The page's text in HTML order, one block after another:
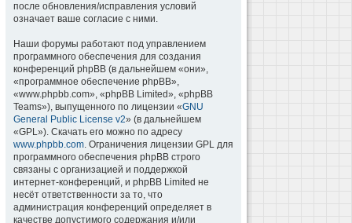
после обновления/исправления условий
означает ваше согласие с ними.
Наши форумы работают под управлением
программного обеспечения для создания
конференций phpBB (в дальнейшем «они»,
«программное обеспечение phpBB»,
«www.phpbb.com», «phpBB Limited», «phpBB
Teams»), выпущенного по лицензии «GNU
General Public License v2» (в дальнейшем
«GPL»). Скачать его можно по адресу
www.phpbb.com. Ограничения лицензии GPL для
программного обеспечения phpBB строго
связаны с организацией и поддержкой
интернет-конференций, и phpBB Limited не
несёт ответственности за то, что
администрация конференций определяет в
качестве допустимого содержания и/или